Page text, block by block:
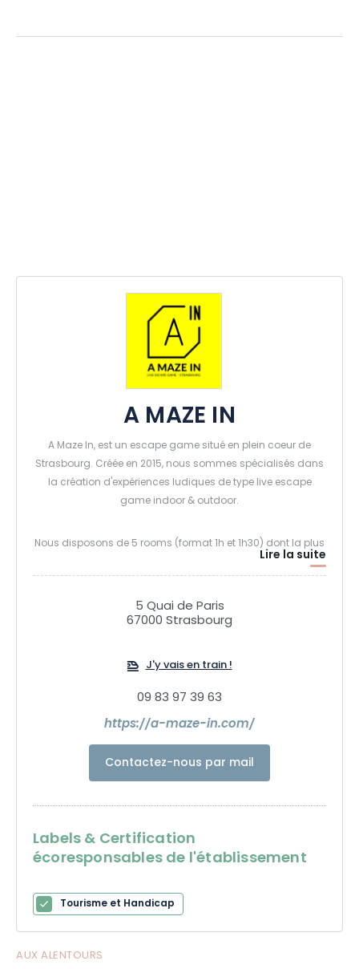
A MAZE IN
A Maze In, est un escape game situé en plein coeur de
Strasbourg. Créée en 2015, nous sommes spécialisés dans
la création d'expériences ludiques de type live escape
game indoor & outdoor.
Nous disposons de 5 rooms (format 1h et 1h30) dont la plus
grande de Strasbourg (ICARUS) et de la mieux notée sur le
site The Escapers (Un monstre dans le placard).
Notre mission outdoor vous permettra de jouer dans les
dans notre Bar à jeux.
Lire la suite
5 Quai de Paris
67000 Strasbourg
J'y vais en train !
09 83 97 39 63
https://a-maze-in.com/
Contactez-nous par mail
Labels & Certification
écoresponsables de l'établissement
Tourisme et Handicap
AUX ALENTOURS